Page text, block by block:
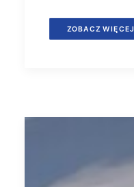
ZOBACZ WIĘCEJ